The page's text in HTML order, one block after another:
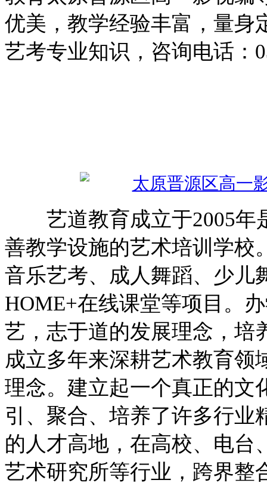
优美，教学经验丰富，量身
艺考专业知识，咨询电话：
艺道教育成立于2005年
善教学设施的艺术培训学校
音乐艺考、成人舞蹈、少儿
HOME+在线课堂等项目。
艺，志于道的发展理念，培
成立多年来深耕艺术教育领
理念。建立起一个真正的文
引、聚合、培养了许多行业
的人才高地，在高校、电台
艺术研究所等行业，跨界整